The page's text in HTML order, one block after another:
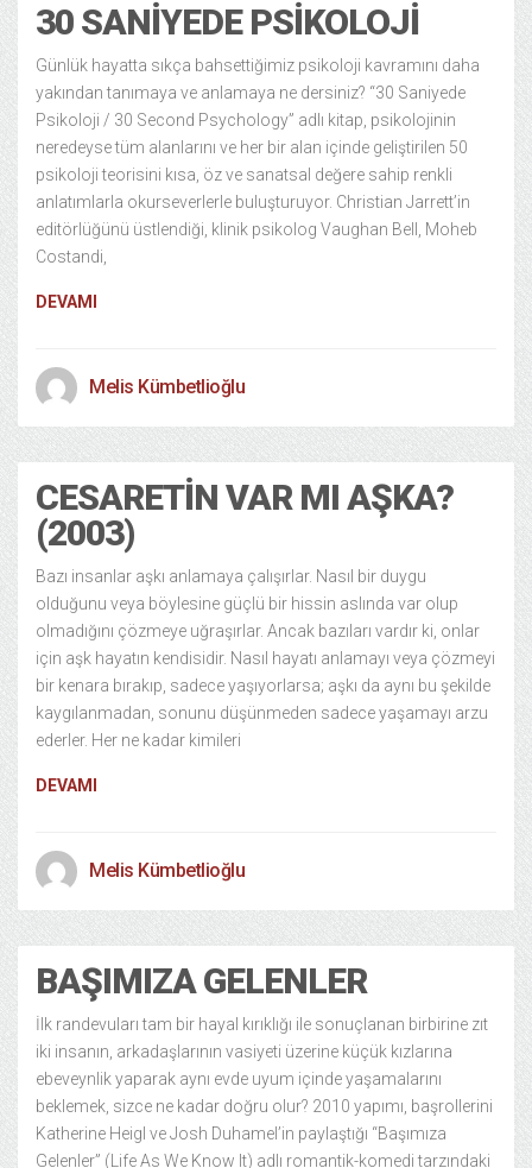
30 SANIYEDE PSIKOLOJI
Günlük hayatta sıkça bahsettiğimiz psikoloji kavramını daha
yakından tanımaya ve anlamaya ne dersiniz? “30 Saniyede
Psikoloji / 30 Second Psychology” adlı kitap, psikolojinin
neredeyse tüm alanlarını ve her bir alan içinde geliştirilen 50
psikoloji teorisini kısa, öz ve sanatsal değere sahip renkli
anlatımlarla okurseverlerle buluşturuyor. Christian Jarrett’in
editörlüğünü üstlendiği, klinik psikolog Vaughan Bell, Moheb
Costandi,
DEVAMI
Melis Kümbetlioğlu
CESARETIN VAR MI AŞKA?
(2003)
Bazı insanlar aşkı anlamaya çalışırlar. Nasıl bir duygu
olduğunu veya böylesine güçlü bir hissin aslında var olup
olmadığını çözmeye uğraşırlar. Ancak bazıları vardır ki, onlar
için aşk hayatın kendisidir. Nasıl hayatı anlamayı veya çözmeyi
bir kenara bırakıp, sadece yaşıyorlarsa; aşkı da aynı bu şekilde
kaygılanmadan, sonunu düşünmeden sadece yaşamayı arzu
ederler. Her ne kadar kimileri
DEVAMI
Melis Kümbetlioğlu
BAŞIMIZA GELENLER
İlk randevuları tam bir hayal kırıklığı ile sonuçlanan birbirine zıt
iki insanın, arkadaşlarının vasiyeti üzerine küçük kızlarına
ebeveynlik yaparak aynı evde uyum içinde yaşamalarını
beklemek, sizce ne kadar doğru olur? 2010 yapımı, başrollerini
Katherine Heigl ve Josh Duhamel’in paylaştığı “Başımıza
Gelenler” (Life As We Know It) adlı romantik-komedi tarzındaki